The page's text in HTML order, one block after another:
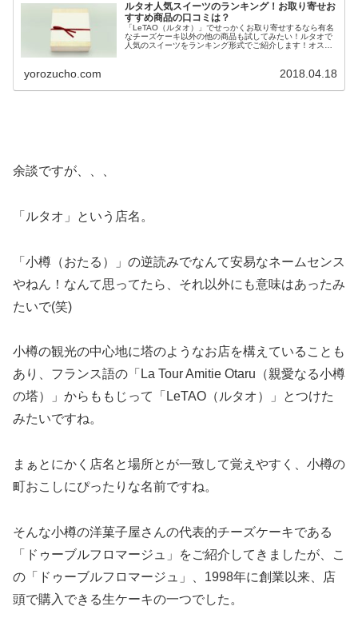
ルタオ人気スイーツのランキング！お取り寄せお
すすめ商品の口コミは？
「LeTAO（ルタオ）」でせっかくお取り寄せするなら有名
なチーズケーキ以外の他の商品も試してみたい！ルタオで
人気のスイーツをランキング形式でご紹介します！オスス
yorozucho.com 2018.04.18
余談ですが、、、
「ルタオ」という店名。
「小樽（おたる）」の逆読みでなんて安易なネームセンス
やねん！なんて思ってたら、それ以外にも意味はあったみ
たいで(笑)
小樽の観光の中心地に塔のようなお店を構えていることも
あり、フランス語の「La Tour Amitie Otaru（親愛なる小樽
の塔）」からももじって「LeTAO（ルタオ）」とつけた
みたいですね。
まぁとにかく店名と場所とが一致して覚えやすく、小樽の
町おこしにぴったりな名前ですね。
そんな小樽の洋菓子屋さんの代表的チーズケーキである
「ドゥーブルフロマージュ」をご紹介してきましたが、こ
の「ドゥーブルフロマージュ」、1998年に創業以来、店
頭で購入できる生ケーキの一つでした。